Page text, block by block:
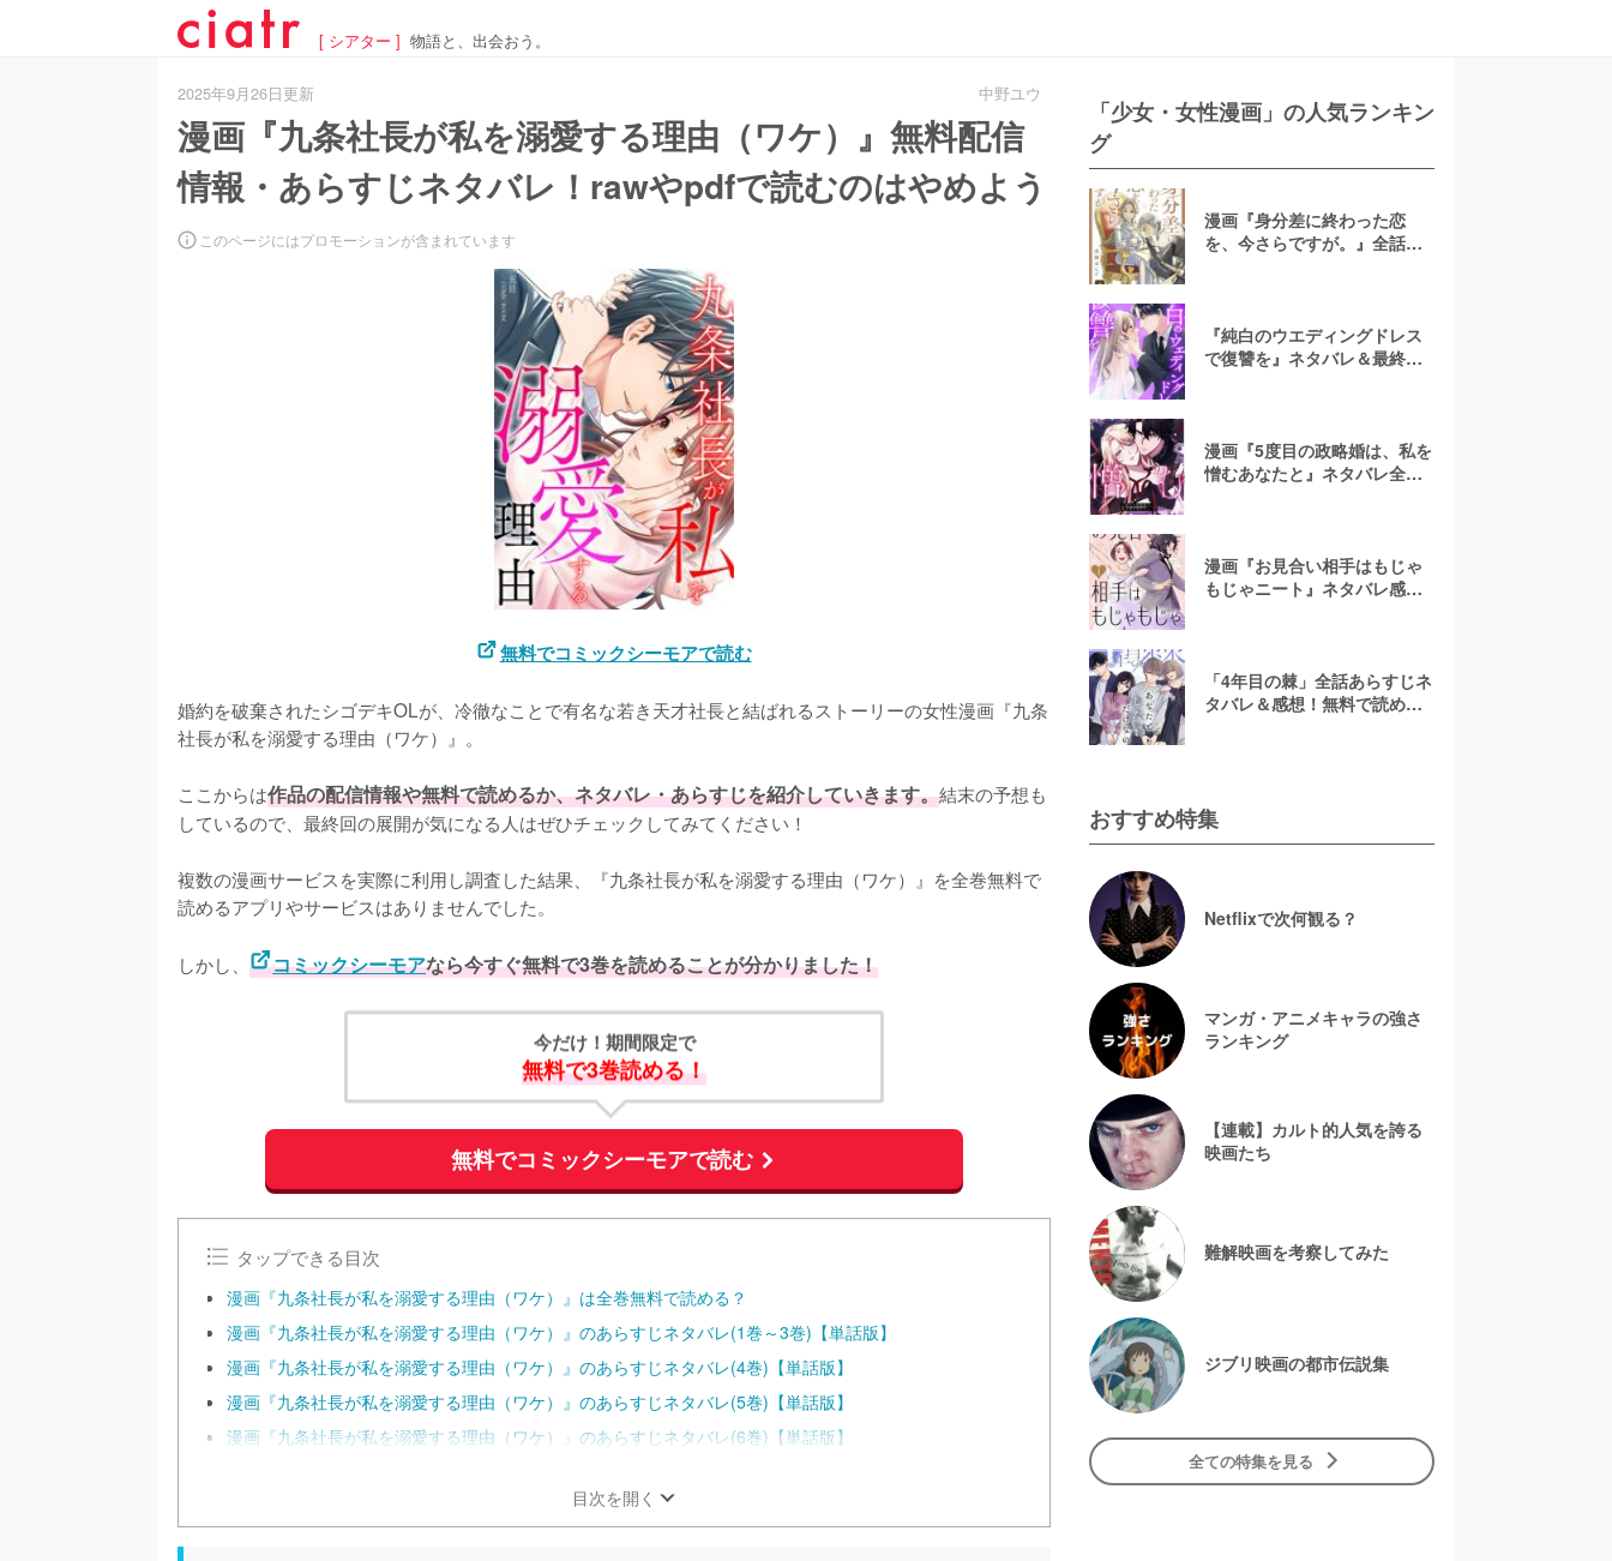
[ シアター ] 物語と、出会おう。
2025年9月26日更新 中野ユウ
漫画『九条社長が私を溺愛する理由（ワケ）』無料配信
情報・あらすじネタバレ！rawやpdfで読むのはやめよう
このページにはプロモーションが含まれています
無料でコミックシーモアで読む
婚約を破棄されたシゴデキOLが、冷徹なことで有名な若き天才社長と結ばれるストーリーの女性漫画『九条
社長が私を溺愛する理由（ワケ）』。
ここからは作品の配信情報や無料で読めるか、ネタバレ・あらすじを紹介していきます。結末の予想も
しているので、最終回の展開が気になる人はぜひチェックしてみてください！
複数の漫画サービスを実際に利用し調査した結果、『九条社長が私を溺愛する理由（ワケ）』を全巻無料で
読めるアプリやサービスはありませんでした。
しかし、 コミックシーモアなら今すぐ無料で3巻を読めることが分かりました！
今だけ！期間限定で
無料で3巻読める！
無料でコミックシーモアで読む
タップできる目次
漫画『九条社長が私を溺愛する理由（ワケ）』は全巻無料で読める？
漫画『九条社長が私を溺愛する理由（ワケ）』のあらすじネタバレ(1巻～3巻)【単話版】
漫画『九条社長が私を溺愛する理由（ワケ）』のあらすじネタバレ(4巻)【単話版】
漫画『九条社長が私を溺愛する理由（ワケ）』のあらすじネタバレ(5巻)【単話版】
漫画『九条社長が私を溺愛する理由（ワケ）』のあらすじネタバレ(6巻)【単話版】
目次を開く
「少女・女性漫画」の人気ランキン
グ
漫画『身分差に終わった恋
を、今さらですが。』全話ネ
『純白のウエディングドレス
で復讐を』ネタバレ＆最終回
漫画『5度目の政略婚は、私を
憎むあなたと』ネタバレ全話
漫画『お見合い相手はもじゃ
もじゃニート』ネタバレ感
「4年目の棘」全話あらすじネ
タバレ＆感想！無料で読め
おすすめ特集
Netflixで次何観る？
マンガ・アニメキャラの強さ
ランキング
【連載】カルト的人気を誇る
映画たち
難解映画を考察してみた
ジブリ映画の都市伝説集
全ての特集を見る